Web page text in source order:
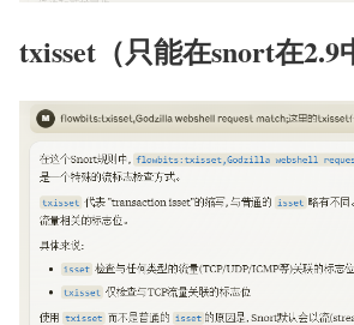
txisset（只能在snort在2.9